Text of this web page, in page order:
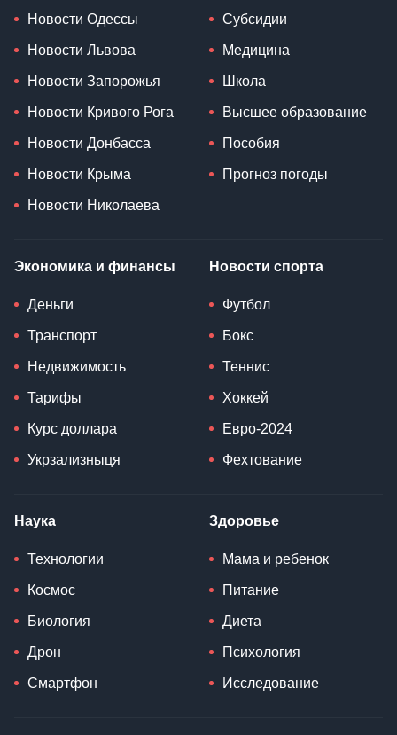
Новости Одессы
Новости Львова
Новости Запорожья
Новости Кривого Рога
Новости Донбасса
Новости Крыма
Новости Николаева
Субсидии
Медицина
Школа
Высшее образование
Пособия
Прогноз погоды
Экономика и финансы
Деньги
Транспорт
Недвижимость
Тарифы
Курс доллара
Укрзализныця
Новости спорта
Футбол
Бокс
Теннис
Хоккей
Евро-2024
Фехтование
Наука
Технологии
Космос
Биология
Дрон
Смартфон
Здоровье
Мама и ребенок
Питание
Диета
Психология
Исследование